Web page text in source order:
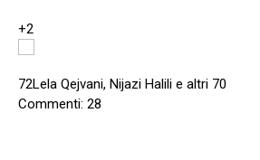
+2
72Lela Qejvani, Nijazi Halili e altri 70
Commenti: 28